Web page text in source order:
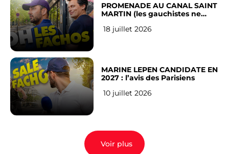
PROMENADE AU CANAL SAINT
MARTIN (les gauchistes ne
18 juillet 2026
MARINE LEPEN CANDIDATE EN
2027 : l’avis des Parisiens
10 juillet 2026
Voir plus